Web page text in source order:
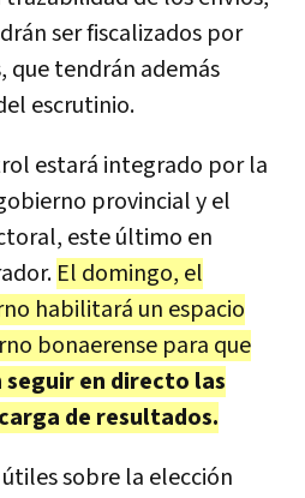
ser fiscalizados por
que tendrán además
escrutinio.
estará integrado por la
provincial y el
este último en
El domingo, el
habilitará un espacio
bonaerense para que
seguir en directo las
de resultados.
sobre la elección